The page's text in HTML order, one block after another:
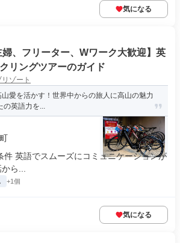
気になる
婦、フリーター、Wワーク大歓迎】英
リングツアーのガイド
ゾート
愛を活かす！世界中からの旅人に高山の魅力
の英語力を...
件 英語でスムーズにコミュニケーションが
ら...
+1個
気になる